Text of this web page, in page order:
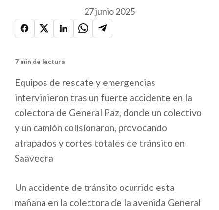
27 junio 2025
7 min de lectura
Equipos de rescate y emergencias
intervinieron tras un fuerte accidente en la
colectora de General Paz, donde un colectivo
y un camión colisionaron, provocando
atrapados y cortes totales de tránsito en
Saavedra
Un accidente de tránsito ocurrido esta
mañana en la colectora de la avenida General